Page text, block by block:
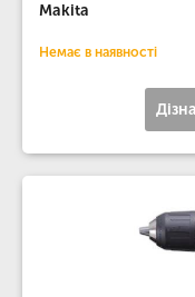
Makita
Немає в наявності